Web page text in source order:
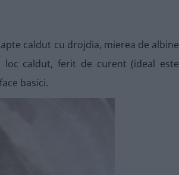
caldut cu drojdia, mierea de albine
caldut, ferit de curent (ideal este
basici.